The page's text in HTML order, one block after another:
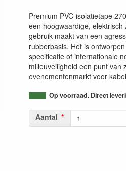
Premium PVC-isolatietape
een hoogwaardige,
gebruik maakt van een
rubberbasis. Het is
specificatie of internationale
milieuveiligheid een punt van
evenementenmarkt voor
Op voorraad. Direct
Aantal